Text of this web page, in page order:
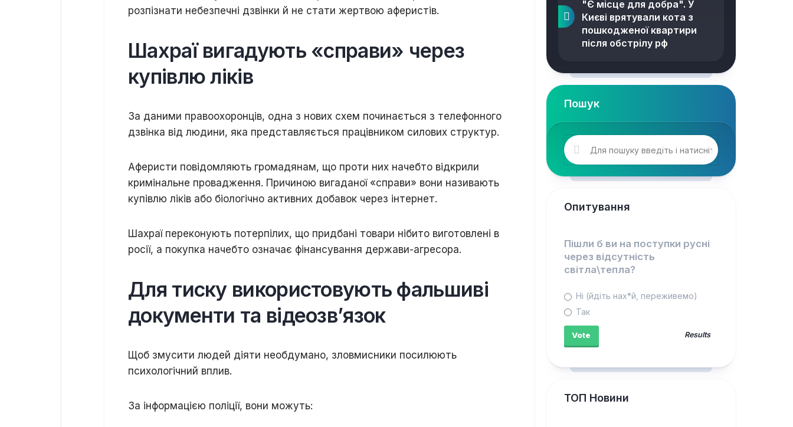
розпізнати небезпечні дзвінки й не стати жертвою аферистів.
Шахраї вигадують «справи» через
купівлю ліків
За даними правоохоронців, одна з нових схем починається з телефонного
дзвінка від людини, яка представляється працівником силових структур.
Аферисти повідомляють громадянам, що проти них начебто відкрили
кримінальне провадження. Причиною вигаданої «справи» вони називають
купівлю ліків або біологічно активних добавок через інтернет.
Шахраї переконують потерпілих, що придбані товари нібито виготовлені в
росії, а покупка начебто означає фінансування держави-агресора.
Для тиску використовують фальшиві
документи та відеозв’язок
Щоб змусити людей діяти необдумано, зловмисники посилюють
психологічний вплив.
За інформацією поліції, вони можуть:
"Є місце для добра". У
Києві врятували кота з
пошкодженої квартири
після обстрілу рф
Пошук
Опитування
Пішли б ви на поступки русні
через відсутність
світла\тепла?
Ні (йдіть нах*й, переживемо)
Так
Results
ТОП Новини